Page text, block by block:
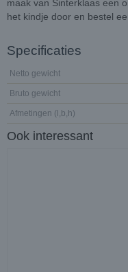
maak van Sinterklaas een
het kindje door en bestel
Specificaties
Netto gewicht
Bruto gewicht
Afmetingen (l,b,h)
Ook interessant